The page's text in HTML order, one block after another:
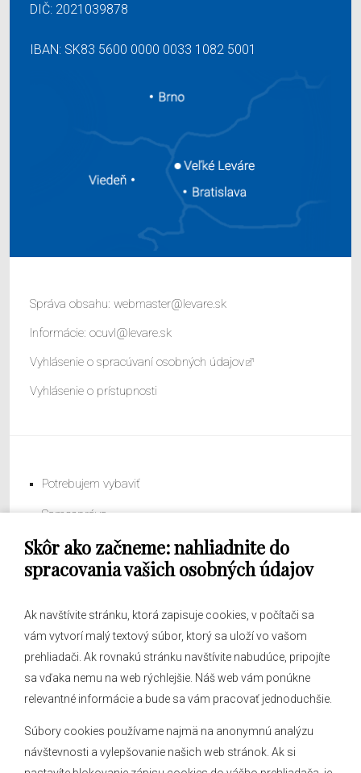
Skôr ako začneme: nahliadnite do
spracovania vašich osobných údajov
Ak navštívite stránku, ktorá zapisuje cookies, v počítači sa
vám vytvorí malý textový súbor, ktorý sa uloží vo vašom
prehliadači. Ak rovnakú stránku navštívite nabudúce, pripojíte
sa vďaka nemu na web rýchlejšie. Náš web vám ponúkne
relevantné informácie a bude sa vám pracovať jednoduchšie.
Súbory cookies používame najmä na anonymnú analýzu
návštevnosti a vylepšovanie našich web stránok. Ak si
DIČ: 2021039878
IBAN: SK83 5600 0000 0033 1082 5001
Správa obsahu: webmaster@levare.sk
Informácie: ocuvl@levare.sk
Vyhlásenie o spracúvaní osobných údajov
Vyhlásenie o prístupnosti
Potrebujem vybaviť
Samospráva
Obecný úrad
O obci
Hlásenia obecného rozhlasu